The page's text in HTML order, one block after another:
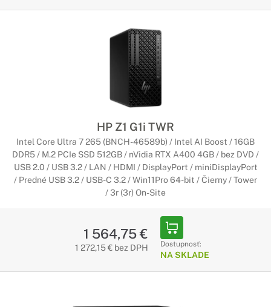
HP Z1 G1i TWR
Intel Core Ultra 7 265 (BNCH-46589b) / Intel AI Boost / 16GB
DDR5 / M.2 PCIe SSD 512GB / nVidia RTX A400 4GB / bez DVD /
USB 2.0 / USB 3.2 / LAN / HDMI / DisplayPort / miniDisplayPort
/ Predné USB 3.2 / USB-C 3.2 / Win11Pro 64-bit / Čierny / Tower
/ 3r (3r) On-Site
1 564,75 €
1 272,15 € bez DPH Dostupnosť:
NA SKLADE